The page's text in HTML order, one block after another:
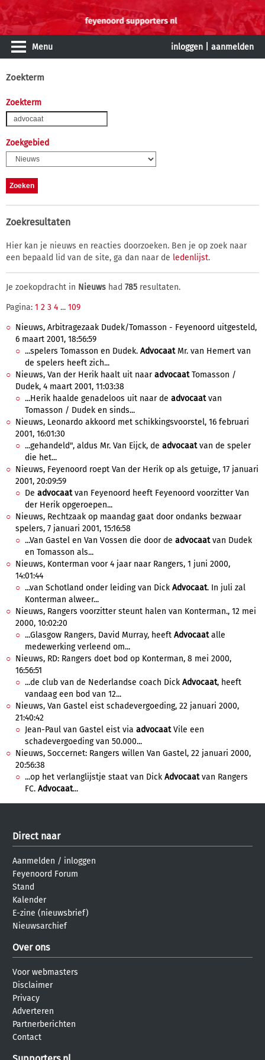
Menu inloggen aanmelden
Zoekterm
Zoekterm
Zoekgebied
Zoekresultaten
Hier kan je nieuws en reacties doorzoeken. Ben je op zoek naar
een bepaald lid van de site, ga dan naar de ledenlijst.
Je zoekopdracht in Nieuws had 785 resultaten.
Pagina: 1 2 3 4 ... 109
Nieuws, Arbitragezaak Dudek/Tomasson - Feyenoord uitgesteld,
6 maart 2001, 18:56:59
...spelers Tomasson en Dudek. AdvocaatMr. van Hemert van
de spelers heeft zich...
Nieuws, Van der Herik haalt uit naaradvocaatTomasson /
Dudek, 4 maart 2001, 11:03:38
...Herik haalde genadeloos uit naar de advocaatvan
Tomasson / Dudek en sinds...
Nieuws, Leonardo akkoord met schikkingsvoorstel, 16 februari
2001, 16:01:30
...gehandeld", aldus Mr. Van Eijck, de advocaatvan de speler
die het...
Nieuws, Feyenoord roept Van der Herik op als getuige, 17 januari
2001, 20:09:59
De advocaatvan Feyenoord heeft Feyenoord voorzitter Van
der Herik opgeroepen...
Nieuws, Rechtzaak op maandag gaat door ondanks bezwaar
spelers, 7 januari 2001, 15:16:58
...Van Gastel en Van Vossen die door de advocaatvan Dudek
en Tomasson als...
Nieuws, Konterman voor 4 jaar naar Rangers, 1 juni 2000,
14:01:44
...van Schotland onder leiding van Dick Advocaat. In juli zal
Konterman alweer...
Nieuws, Rangers voorzitter steunt halen van Konterman., 12 mei
2000, 10:02:20
...Glasgow Rangers, David Murray, heeft Advocaatalle
medewerking verleend om...
Nieuws, RD: Rangers doet bod op Konterman, 8 mei 2000,
16:56:51
...de club van de Nederlandse coach Dick Advocaat, heeft
vandaag een bod van 12...
Nieuws, Van Gastel eist schadevergoeding, 22 januari 2000,
21:40:42
Jean-Paul van Gastel eist via advocaatVile een
schadevergoeding van 50.000...
Nieuws, Soccernet: Rangers willen Van Gastel, 22 januari 2000,
20:56:38
...op het verlanglijstje staat van Dick Advocaatvan Rangers
FC. Advocaat...
Direct naar
Aanmelden / inloggen
Feyenoord Forum
Stand
Kalender
E-zine (nieuwsbrief)
Nieuwsarchief
Over ons
Voor webmasters
Disclaimer
Privacy
Adverteren
Partnerberichten
Contact